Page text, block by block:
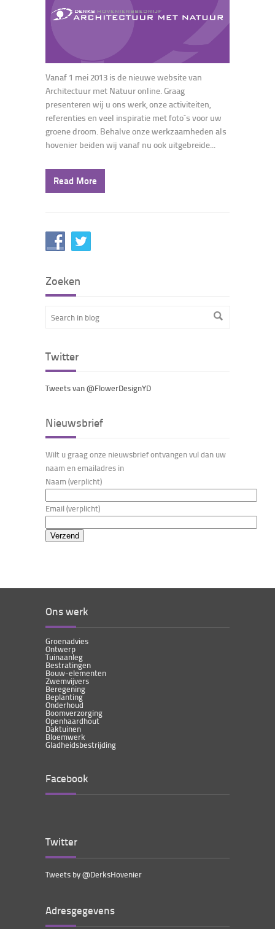
Vanaf 1 mei 2013 is de nieuwe website van
Architectuur met Natuur online. Graag
presenteren wij u ons werk, onze activiteiten,
referenties en veel inspiratie met foto´s voor uw
groene droom. Behalve onze werkzaamheden als
hovenier beiden wij vanaf nu ook uitgebreide...
Read More
Zoeken
Twitter
Tweets van @FlowerDesignYD
Nieuwsbrief
Wilt u graag onze nieuwsbrief ontvangen vul dan uw
naam en emailadres in
Naam (verplicht)
Email (verplicht)
Ons werk
Groenadvies
Ontwerp
Tuinaanleg
Bestratingen
Bouw-elementen
Zwemvijvers
Beregening
Beplanting
Onderhoud
Boomverzorging
Openhaardhout
Daktuinen
Bloemwerk
Gladheidsbestrijding
Facebook
Twitter
Tweets by @DerksHovenier
Adresgegevens